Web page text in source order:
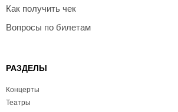
Как получить чек
Вопросы по билетам
РАЗДЕЛЫ
Концерты
Театры